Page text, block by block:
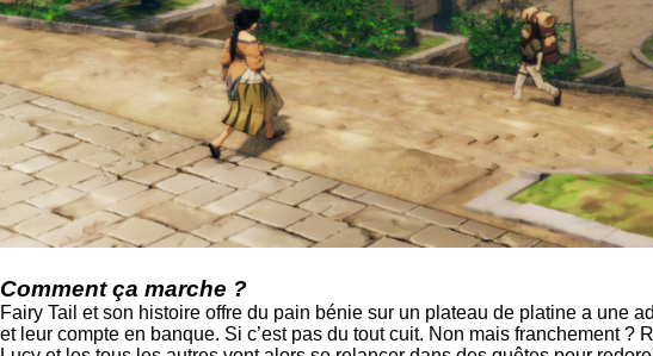
Comment ça marche ?
Fairy Tail et son histoire offre du pain bénie sur un plateau de platine a une
et leur compte en banque. Si c’est pas du tout cuit. Non mais franchement